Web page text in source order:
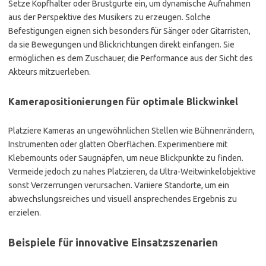
Setze Kopfhalter oder Brustgurte ein, um dynamische Aufnahmen
aus der Perspektive des Musikers zu erzeugen. Solche
Befestigungen eignen sich besonders für Sänger oder Gitarristen,
da sie Bewegungen und Blickrichtungen direkt einfangen. Sie
ermöglichen es dem Zuschauer, die Performance aus der Sicht des
Akteurs mitzuerleben.
Kamerapositionierungen für optimale Blickwinkel
Platziere Kameras an ungewöhnlichen Stellen wie Bühnenrändern,
Instrumenten oder glatten Oberflächen. Experimentiere mit
Klebemounts oder Saugnäpfen, um neue Blickpunkte zu finden.
Vermeide jedoch zu nahes Platzieren, da Ultra-Weitwinkelobjektive
sonst Verzerrungen verursachen. Variiere Standorte, um ein
abwechslungsreiches und visuell ansprechendes Ergebnis zu
erzielen.
Beispiele für innovative Einsatzszenarien